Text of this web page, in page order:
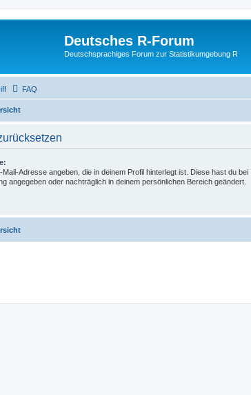
Deutsches R-Forum
Deutschsprachiges Forum zur Statistikumgebung R
FAQ
Mail-Adresse angeben, die in deinem Profil hinterlegt ist. Diese hast du bei
angegeben oder nachträglich in deinem persönlichen Bereich geändert.